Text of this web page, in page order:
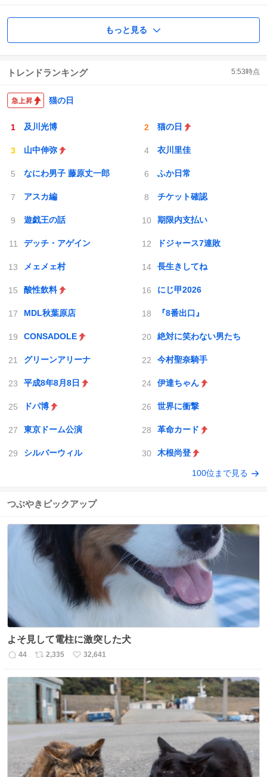
もっと見る
トレンドランキング 5:53時点
猫の日
及川光博 猫の日
山中伸弥 衣川里佳
なにわ男子 藤原丈一郎 ふか日常
アスカ編 チケット確認
遊戯王の話 期限内支払い
デッチ・アゲイン ドジャース7連敗
メェメェ村 長生きしてね
酸性飲料 にじ甲2026
MDL秋葉原店 『8番出口』
CONSADOLE 絶対に笑わない男たち
グリーンアリーナ 今村聖奈騎手
平成8年8月8日 伊達ちゃん
ドパ博 世界に衝撃
東京ドーム公演 革命カード
シルバーウィル 木根尚登
100位まで見る
つぶやきピックアップ
よそ見して電柱に激突した犬
返
数
44
リ
ス
ト
数
2,335
い
ね
数
32,641